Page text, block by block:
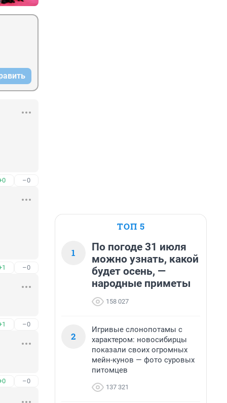
–0
–0
–0
–0
ТОП 5
1
По погоде 31 июля
можно узнать, какой
будет осень, —
народные приметы
158 027
2
Игривые слонопотамы с
характером: новосибирцы
показали своих огромных
мейн-кунов — фото суровых
питомцев
137 321